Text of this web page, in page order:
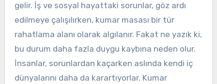
gelir. İş ve sosyal hayattaki sorunlar, göz ardı
edilmeye çalışılırken, kumar masası bir tür
rahatlama alanı olarak algılanır. Fakat ne yazık ki,
bu durum daha fazla duygu kaybına neden olur.
İnsanlar, sorunlardan kaçarken aslında kendi iç
dünyalarını daha da karartıyorlar. Kumar